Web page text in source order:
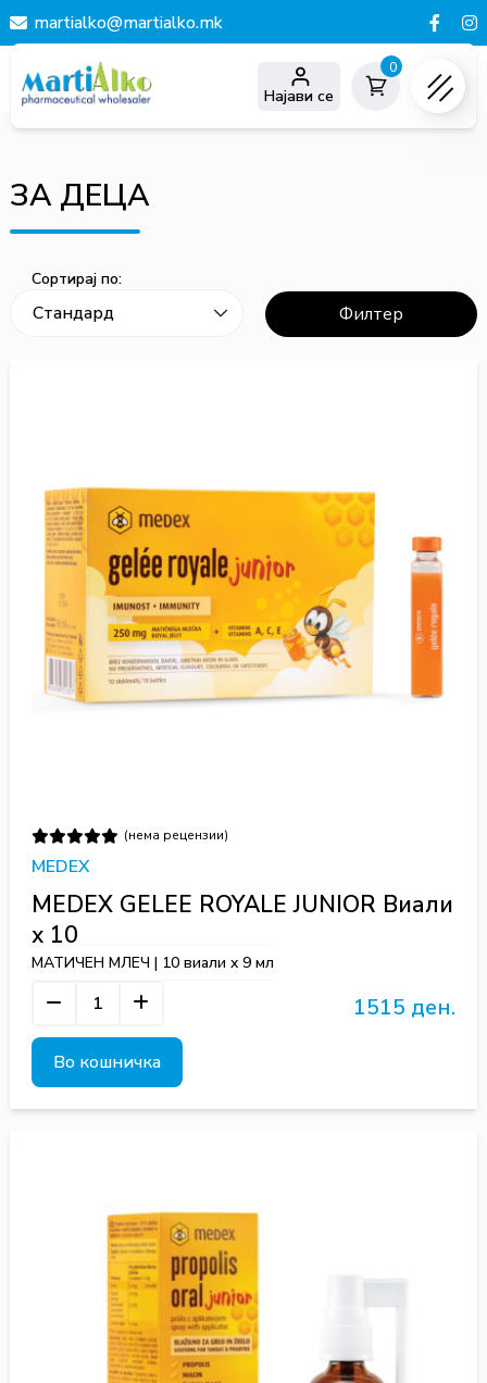
martialko@martialko.mk
Најави се
0
ЗА ДЕЦА
Сортирај по:
Филтер
(нема рецензии)
MEDEX
MEDEX GELEE ROYALE JUNIOR Виали
x 10
МАТИЧЕН МЛЕЧ | 10 виали x 9 мл
1515 ден.
Во кошничка